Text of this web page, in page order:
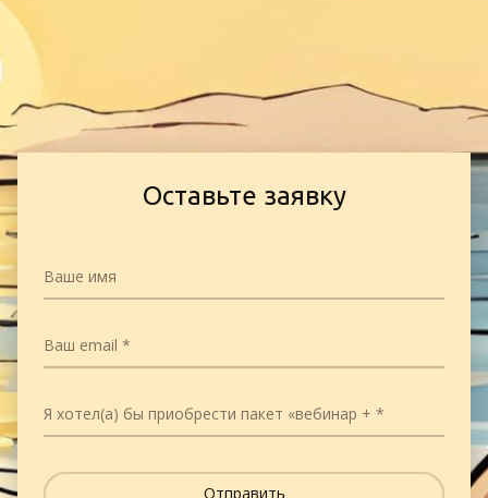
Оставьте заявку
Ваше имя
Ваш email
Я хотел(а) бы приобрести пакет «вебинар +